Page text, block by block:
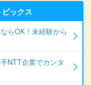
ピックス
らOK！未経験から
NTT企業でカンタ